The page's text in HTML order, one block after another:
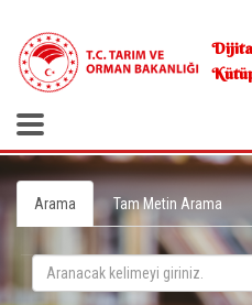
Arama Tam Metin Arama